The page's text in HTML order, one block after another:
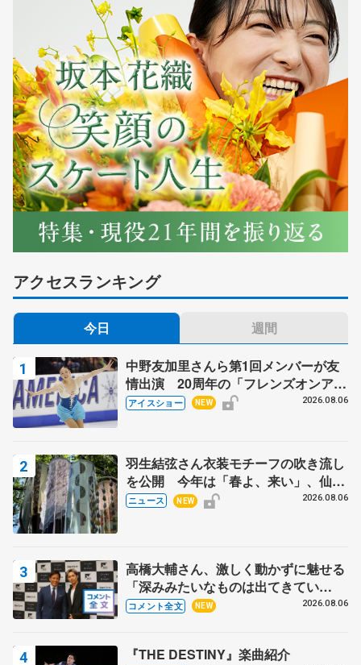
アクセスランキング
今日 週間
中野友加里さんら第1回メンバーが友
情出演 20周年の「フレンズオンアイ
ス」 宮本賢二さん、有川梨絵さん、
アイスショー NEW 2026.08.06
羽生結弦さん衣装モチーフの吹き流し
を公開 今年は「春よ、来い」、仙台
の瑞鳳殿
ニュース NEW 2026.08.06
高橋大輔さん、激しく動かずに魅せる
「深みみたいなものは出てきてい
る？」 〝兄さん〟と慕うレジェンド
コメント全文 NEW 2026.08.06
『THE DESTINY』楽曲紹介